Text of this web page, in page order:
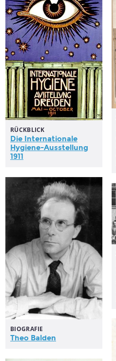
RÜCKBLICK
Die Internationale
Hygiene-Ausstellung
1911
BIOGRAFIE
Theo Balden